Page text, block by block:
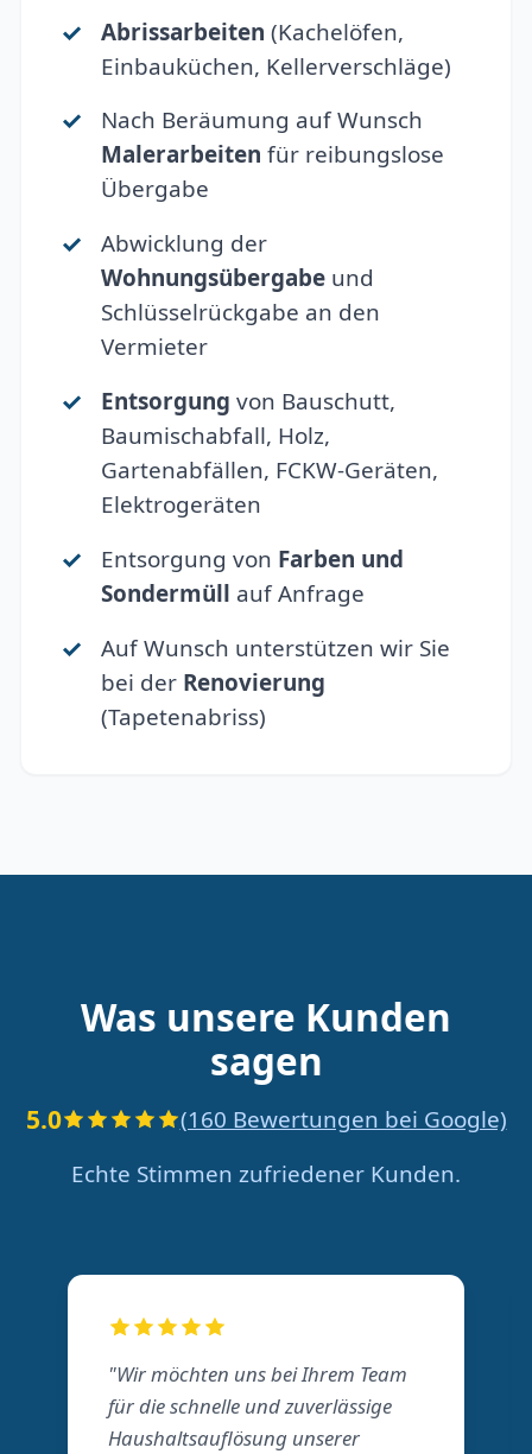
Abrissarbeiten (Kachelöfen,
Einbauküchen, Kellerverschläge)
Nach Beräumung auf Wunsch
Malerarbeiten für reibungslose
Übergabe
Abwicklung der
Wohnungsübergabeund
Schlüsselrückgabe an den
Vermieter
Entsorgung von Bauschutt,
Baumischabfall, Holz,
Gartenabfällen, FCKW-Geräten,
Elektrogeräten
Entsorgung von Farben und
Sondermüll auf Anfrage
Auf Wunsch unterstützen wir Sie
bei der Renovierung
(Tapetenabriss)
Was unsere Kunden
sagen
5.0
(160 Bewertungen bei Google)
Echte Stimmen zufriedener Kunden.
"Wir möchten uns bei Ihrem Team
für die schnelle und zuverlässige
Haushaltsauflösung unserer